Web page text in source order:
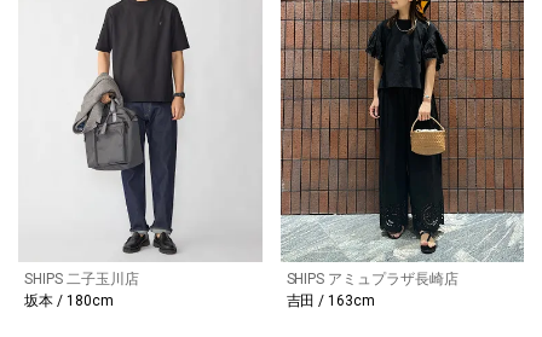
SHIPS 二子玉川店
坂本 / 180cm
SHIPS アミュプラザ長崎店
吉田 / 163cm